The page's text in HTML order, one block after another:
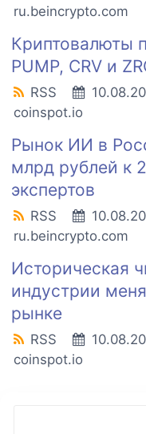
ru.beincrypto.com
Криптовалюты
PUMP, CRV и
RSS
coinspot.io
Рынок ИИ в
млрд рублей к
экспертов
RSS
ru.beincrypto.com
Историческая
индустрии
рынке
RSS
coinspot.io